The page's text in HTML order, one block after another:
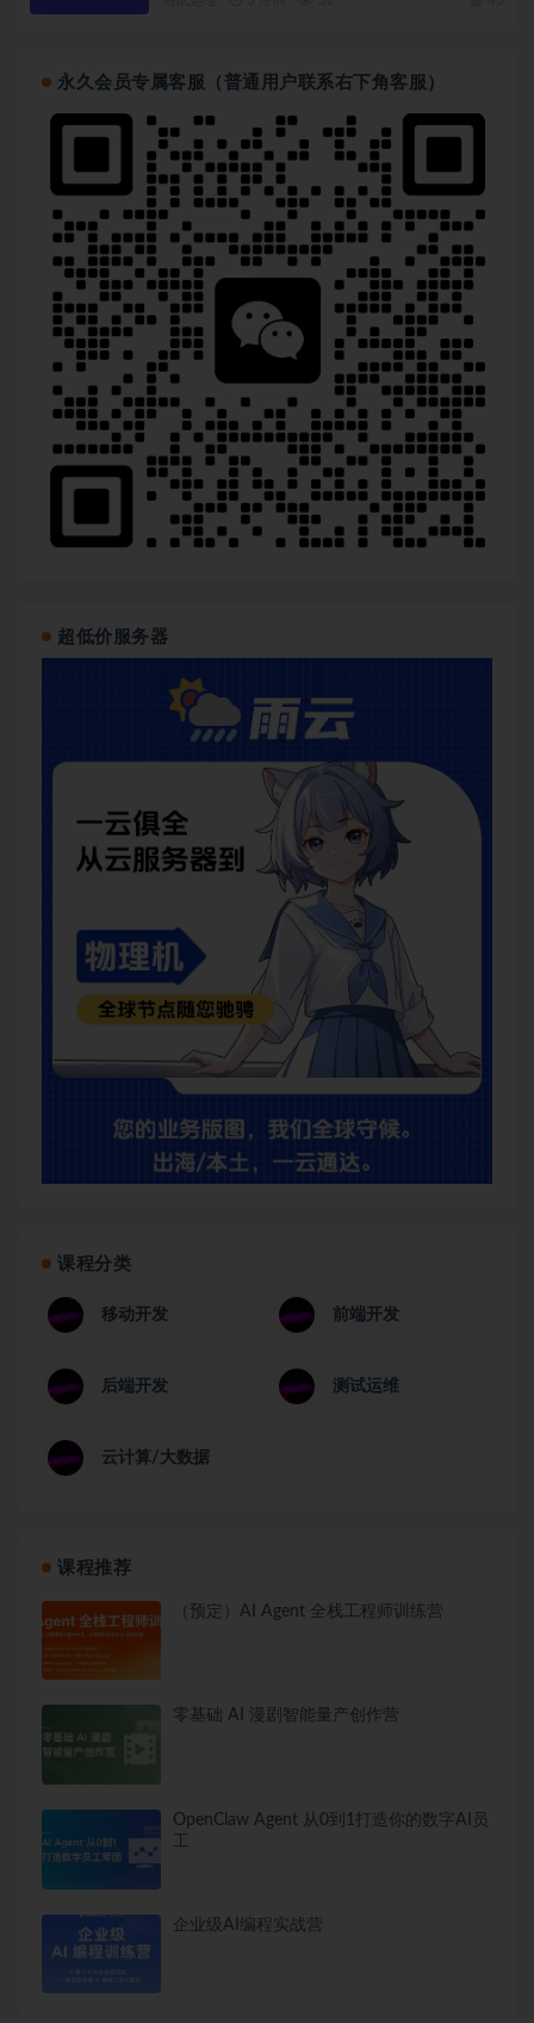
永久会员专属客服（普通用户联系右下角客服）
超低价服务器
课程分类
移动开发 前端开发
后端开发 测试运维
云计算/大数据
课程推荐
（预定）AI Agent 全栈工程师训练营
零基础 AI 漫剧智能量产创作营
OpenClaw Agent 从0到1打造你的数字AI员
工
企业级AI编程实战营